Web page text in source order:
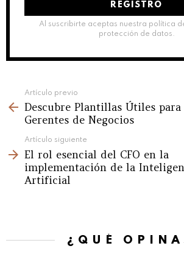
Al suscribirte aceptas nuestra política
protección de datos.
more
Artículo previo
Descubre Plantillas Útiles
Gerentes de Negocios
Artículo siguiente
El rol esencial del CFO en la
implementación de la
Artificial
¿QUÉ